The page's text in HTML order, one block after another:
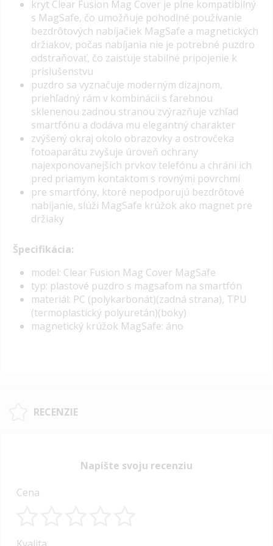
kryt Clear Fusion Mag Cover je plne kompatibilný
s MagSafe, čo umožňuje pohodlné používanie
bezdrôtových nabíjačiek MagSafe a magnetických
držiakov, počas nabíjania nie je potrebné puzdro
odstraňovať, čo zaisťuje stabilné pripojenie k
príslušenstvu
puzdro sa vyznačuje moderným dizajnom,
priehľadný rám v kombinácii s farebnou
sklenenou zadnou stranou zvýrazňuje vzhľad
smartfónu a dodáva mu elegantný charakter
zvýšený okraj okolo obrazovky a ostrovčeka
fotoaparátu zvyšuje úroveň ochrany
najexponovanejších prvkov telefónu a chráni ich
pred priamym kontaktom s rovnými povrchmi
pre smartfóny, ktoré nepodporujú bezdrôtové
nabíjanie, slúži MagSafe krúžok ako magnet pre
držiaky
Špecifikácia:
model: Clear Fusion Mag Cover MagSafe
typ: plastové puzdro s magsafom na smartfón
materiál: PC (polykarbonát)(zadná strana), TPU
(termoplastický polyuretán)(boky)
magnetický krúžok MagSafe: áno
RECENZIE
Napíšte svoju recenziu
Cena